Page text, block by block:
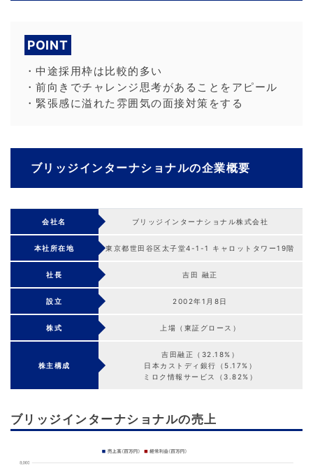
POINT
・中途採用枠は比較的多い
・前向きでチャレンジ思考があることをアピール
・緊張感に溢れた雰囲気の面接対策をする
ブリッジインターナショナルの企業概要
会社名 ブリッジインターナショナル株式会社
本社所在地 東京都世田谷区太子堂4-1-1 キャロットタワー19階
社長 吉田 融正
設立 2002年1月8日
株式 上場（東証グロース）
株主構成
吉田融正（32.18%）
日本カストディ銀行（5.17%）
ミロク情報サービス（3.82%）
ブリッジインターナショナルの売上